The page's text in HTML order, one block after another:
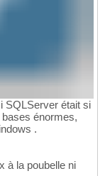
SQLServer était si
énormes,
.
à la poubelle ni